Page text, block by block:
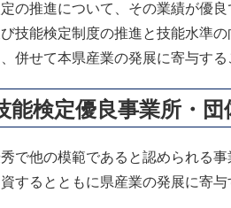
の推進について、その業績が優
技能検定制度の推進と技能水準
併せて本県産業の発展に寄与する
能検定優良事業所・
で他の模範であると認められる
するとともに県産業の発展に寄与